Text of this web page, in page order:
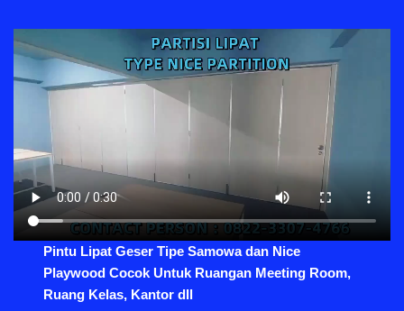
Pintu Lipat Geser Tipe Samowa dan Nice
Playwood Cocok Untuk Ruangan Meeting Room,
Ruang Kelas, Kantor dll